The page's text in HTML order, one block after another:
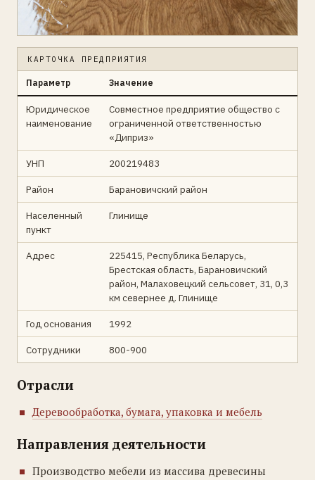
КАРТОЧКА ПРЕДПРИЯТИЯ
Параметр Значение
Юридическое
наименование
Совместное предприятие общество с
ограниченной ответственностью
«Диприз»
УНП 200219483
Район Барановичский район
Населенный
пункт
Глинище
Адрес
225415, Республика Беларусь,
Брестская область, Барановичский
район, Малаховецкий сельсовет, 31, 0,3
км севернее д. Глинище
Год основания 1992
Сотрудники 800-900
Отрасли
Деревообработка, бумага, упаковка и мебель
Направления деятельности
Производство мебели из массива древесины